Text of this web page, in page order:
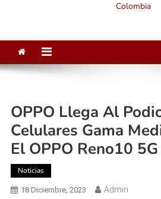
Colombia
OPPO Llega Al
Celulares Gama
El OPPO Reno10 5G
Noticias
18 Diciembre, 2023 Admin